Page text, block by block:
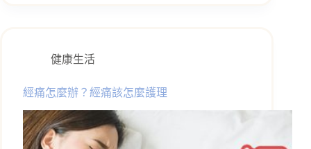
健康生活
經痛怎麼辦？經痛該怎麼護理